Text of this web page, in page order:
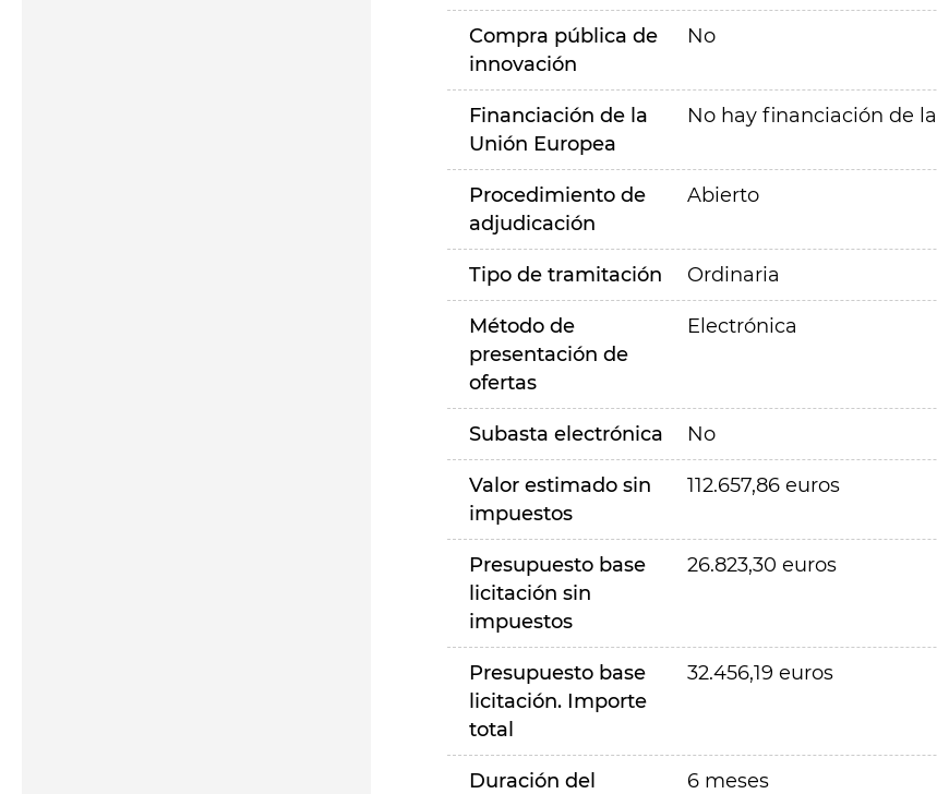
Compra pública de
innovación
No
Financiación de la
Unión Europea
No hay financiación de
Procedimiento de
adjudicación
Abierto
Tipo de tramitación Ordinaria
Método de
presentación de
ofertas
Electrónica
Subasta electrónica No
Valor estimado sin
impuestos
112.657,86 euros
Presupuesto base
licitación sin
impuestos
26.823,30 euros
Presupuesto base
licitación. Importe
total
32.456,19 euros
Duración del
6 meses